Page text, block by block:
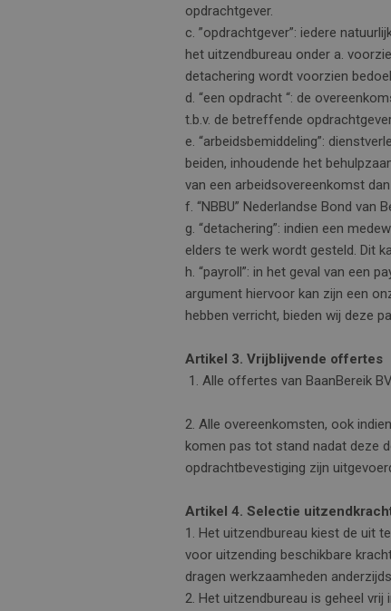
opdrachtgever.
c. ”opdrachtgever”: iedere
het uitzendbureau onder a.
detachering wordt voorzien
d. “een opdracht “: de
t.b.v. de betreffende
e. “arbeidsbemiddeling”:
beiden, inhoudende het
van een arbeidsovereenkomst
f. “NBBU” Nederlandse Bond van
g. “detachering”: indien een
elders te werk wordt gesteld. Dit
h. “payroll”: in het geval van een
argument hiervoor kan zijn een
hebben verricht, bieden wij deze
Artikel 3. Vrijblijvende offertes
1. Alle offertes van BaanBereik
2. Alle overeenkomsten, ook
komen pas tot stand nadat deze
opdrachtbevestiging zijn
Artikel 4. Selectie
1. Het uitzendbureau kiest de uit
voor uitzending beschikbare
dragen werkzaamheden
2. Het uitzendbureau is geheel